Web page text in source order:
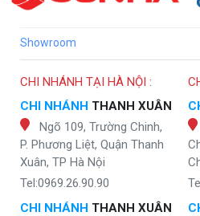
Showroom
CHI NHÁNH TẠI HÀ NỘI :
CHI NHÁNH THANH XUÂN
Ngõ 109, Trường Chinh,
P. Phương Liệt, Quận Thanh
Xuân, TP Hà Nội
Tel:0969.26.90.90
CHI NHÁNH THANH XUÂN